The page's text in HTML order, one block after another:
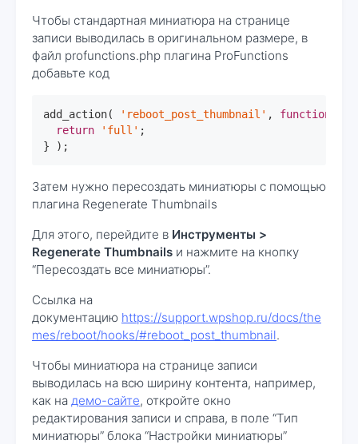
Чтобы стандартная миниатюра на странице
записи выводилась в оригинальном размере, в
файл profunctions.php плагина ProFunctions
добавьте код
add_action( 'reboot_post_thumbnail' , function
return
'full' ;
} );
Затем нужно пересоздать миниатюры с помощью
плагина Regenerate Thumbnails
Для этого, перейдите в Инструменты >
Regenerate Thumbnails и нажмите на кнопку
“Пересоздать все миниатюры”.
Ссылка на
документацию https://support.wpshop.ru/docs/the
mes/reboot/hooks/#reboot_post_thumbnail.
Чтобы миниатюра на странице записи
выводилась на всю ширину контента, например,
как на демо-сайте, откройте окно
редактирования записи и справа, в поле “Тип
миниатюры” блока “Настройки миниатюры”